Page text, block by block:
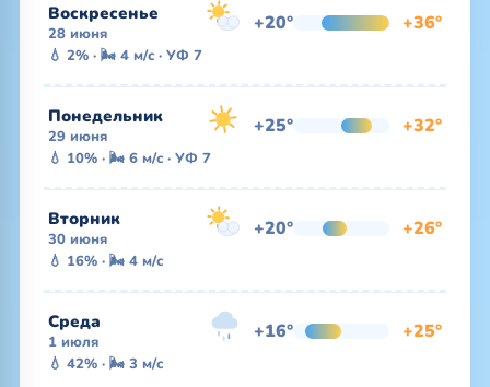
Воскресенье
28 июня +20° +36°
💧 2% · 🌬 4 м/с · УФ 7
Понедельник
29 июня +25° +32°
💧 10% · 🌬 6 м/с · УФ 7
Вторник
30 июня +20° +26°
💧 16% · 🌬 4 м/с
Среда
1 июля +16° +25°
💧 42% · 🌬 3 м/с